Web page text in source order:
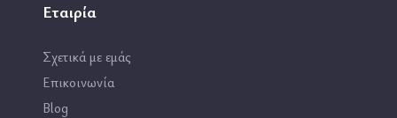
Εταιρία
Σχετικά με εμάς
Επικοινωνία
Blog